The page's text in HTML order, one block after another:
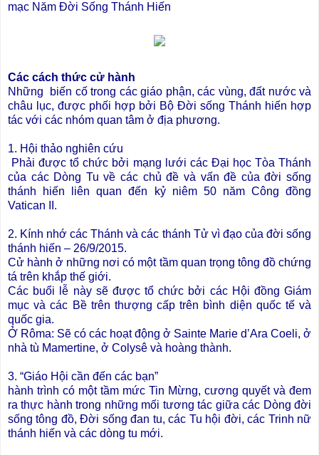
mạc Năm Đời Sống Thánh Hiến
Các cách thức cử hành
Những biến cố trong các giáo phận, các vùng, đất nước và
châu lục, được phối hợp bởi Bộ Đời sống Thánh hiến hợp
tác với các nhóm quan tâm ở địa phương.
1. Hội thảo nghiên cứu
Phải được tổ chức bởi mạng lưới các Đại học Tòa Thánh
của các Dòng Tu về các chủ đề và vấn đề của đời sống
thánh hiến liên quan đến kỷ niêm 50 năm Công đồng
Vatican II.
2. Kính nhớ các Thánh và các thánh Tử vì đạo của đời sống
thánh hiến – 26/9/2015.
Cử hành ở những nơi có một tầm quan trọng tông đồ chứng
tá trên khắp thế giới.
Các buổi lễ này sẽ được tổ chức bởi các Hội đồng Giám
mục và các Bề trên thượng cấp trên bình diện quốc tế và
quốc gia.
Ở Rôma: Sẽ có các hoạt động ở Sainte Marie d’Ara Coeli, ở
nhà tù Mamertine, ở Colysê và hoàng thành.
3. “Giáo Hội cần đến các bạn”
hành trình có một tầm mức Tin Mừng, cương quyết và đem
ra thực hành trong những mối tương tác giữa các Dòng đời
sống tông đồ, Đời sống đan tu, các Tu hội đời, các Trinh nữ
thánh hiến và các dòng tu mới.